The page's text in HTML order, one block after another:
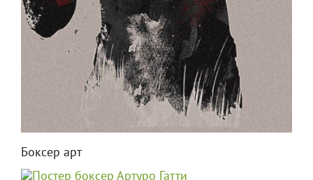
Боксер арт